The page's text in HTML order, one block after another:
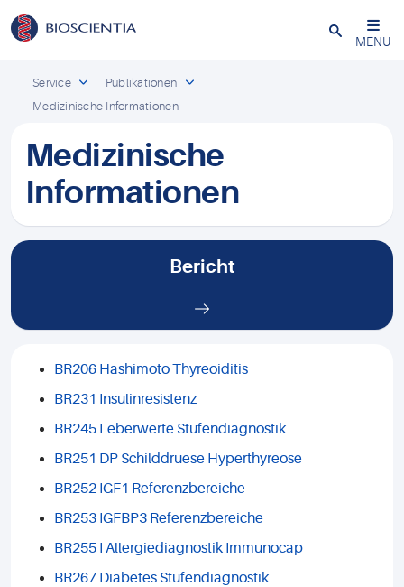
Schließen
MENU
Service
Publikationen
Medizinische Informationen
Medizinische
Informationen
Bericht
BR206 Hashimoto Thyreoiditis
BR231 Insulinresistenz
BR245 Leberwerte Stufendiagnostik
BR251 DP Schilddruese Hyperthyreose
BR252 IGF1 Referenzbereiche
BR253 IGFBP3 Referenzbereiche
BR255 I Allergiediagnostik Immunocap
BR267 Diabetes Stufendiagnostik